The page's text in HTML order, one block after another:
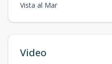
Vista al Mar
Video